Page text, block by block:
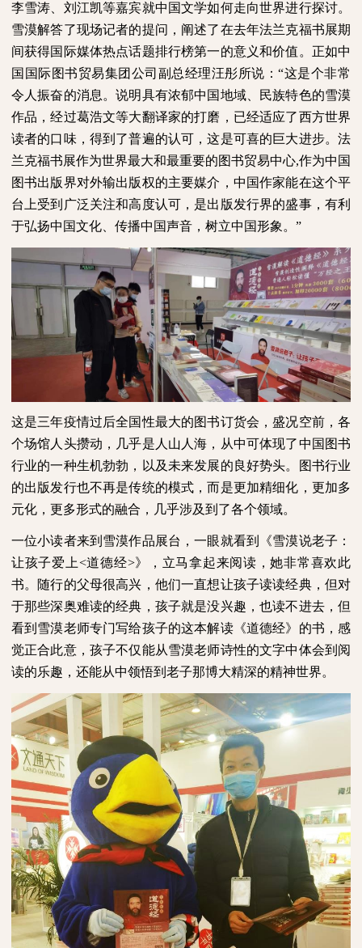
李雪涛、刘江凯等嘉宾就中国文学如何走向世界进行探讨。
雪漠解答了现场记者的提问，阐述了在去年法兰克福书展期
间获得国际媒体热点话题排行榜第一的意义和价值。正如中
国国际图书贸易集团公司副总经理汪彤所说：“这是个非常
令人振奋的消息。说明具有浓郁中国地域、民族特色的雪漠
作品，经过葛浩文等大翻译家的打磨，已经适应了西方世界
读者的口味，得到了普遍的认可，这是可喜的巨大进步。法
兰克福书展作为世界最大和最重要的图书贸易中心,作为中国
图书出版界对外输出版权的主要媒介，中国作家能在这个平
台上受到广泛关注和高度认可，是出版发行界的盛事，有利
于弘扬中国文化、传播中国声音，树立中国形象。”
这是三年疫情过后全国性最大的图书订货会，盛况空前，各
个场馆人头攒动，几乎是人山人海，从中可体现了中国图书
行业的一种生机勃勃，以及未来发展的良好势头。图书行业
的出版发行也不再是传统的模式，而是更加精细化，更加多
元化，更多形式的融合，几乎涉及到了各个领域。
一位小读者来到雪漠作品展台，一眼就看到《雪漠说老子：
让孩子爱上<道德经>》，立马拿起来阅读，她非常喜欢此
书。随行的父母很高兴，他们一直想让孩子读读经典，但对
于那些深奥难读的经典，孩子就是没兴趣，也读不进去，但
看到雪漠老师专门写给孩子的这本解读《道德经》的书，感
觉正合此意，孩子不仅能从雪漠老师诗性的文字中体会到阅
读的乐趣，还能从中领悟到老子那博大精深的精神世界。